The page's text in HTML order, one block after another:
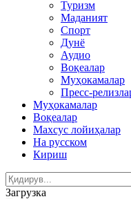
Туризм
Маданият
Спорт
Дунё
Аудио
Воқеалар
Муҳокамалар
Пресс-
Муҳокамалар
Воқеалар
Махсус лойиҳалар
На русском
Кириш
Загрузка